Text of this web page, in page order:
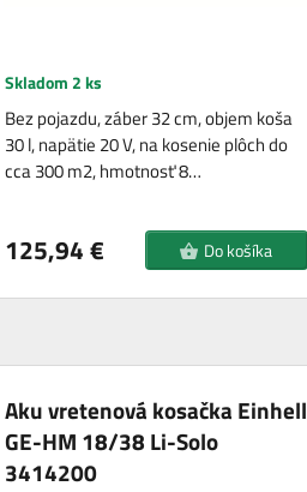
Skladom 2 ks
Bez pojazdu, záber 32 cm, objem koša
30 l, napätie 20 V, na kosenie plôch do
cca 300 m2, hmotnosť 8…
125,94 € Do košíka
Aku vretenová kosačka Einhell
GE-HM 18/38 Li-Solo
3414200